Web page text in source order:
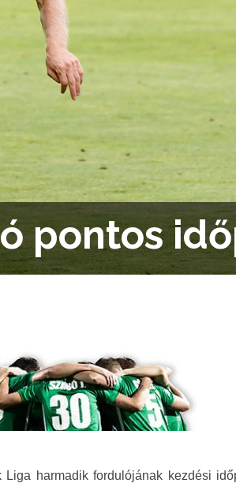
pontos
harmadik fordulójának kezdési